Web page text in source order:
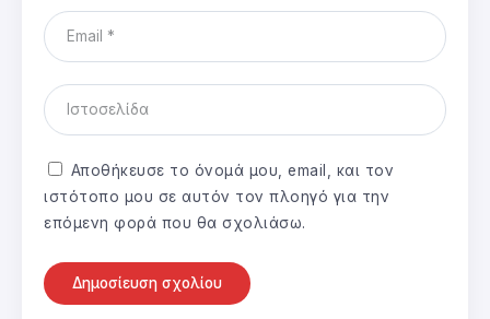
Αποθήκευσε το όνομά μου, email, και τον
ιστότοπο μου σε αυτόν τον πλοηγό για την
επόμενη φορά που θα σχολιάσω.